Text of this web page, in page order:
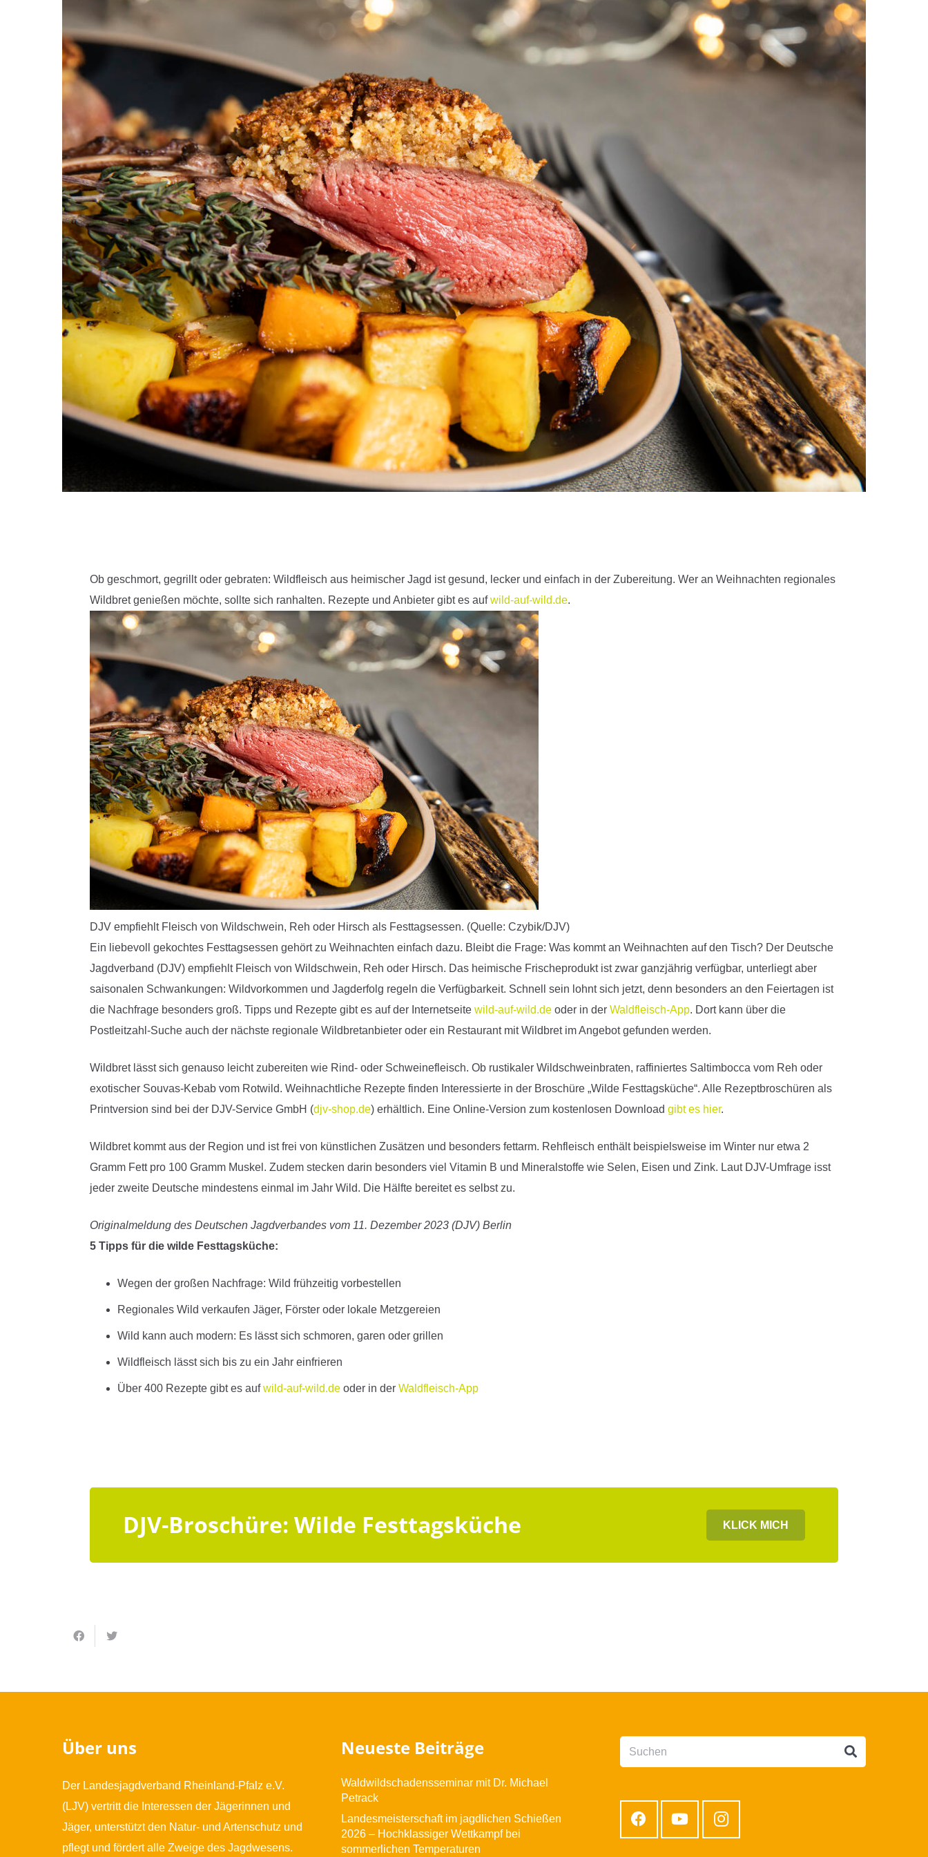
Ob geschmort, gegrillt oder gebraten: Wildfleisch aus heimischer Jagd ist gesund, lecker und einfach in der Zubereitung. Wer an Weihnachten regionales
Wildbret genießen möchte, sollte sich ranhalten. Rezepte und Anbieter gibt es aufwild-auf-wild.de.
DJV empfiehlt Fleisch von Wildschwein, Reh oder Hirsch als Festtagsessen. (Quelle: Czybik/DJV)
Ein liebevoll gekochtes Festtagsessen gehört zu Weihnachten einfach dazu. Bleibt die Frage: Was kommt an Weihnachten auf den Tisch? Der Deutsche
Jagdverband (DJV) empfiehlt Fleisch von Wildschwein, Reh oder Hirsch. Das heimische Frischeprodukt ist zwar ganzjährig verfügbar, unterliegt aber
saisonalen Schwankungen: Wildvorkommen und Jagderfolg regeln die Verfügbarkeit. Schnell sein lohnt sich jetzt, denn besonders an den Feiertagen ist
die Nachfrage besonders groß. Tipps und Rezepte gibt es auf der Internetseite wild-auf-wild.de oder in der Waldfleisch-App. Dort kann über die
Postleitzahl-Suche auch der nächste regionale Wildbretanbieter oder ein Restaurant mit Wildbret im Angebot gefunden werden.
Wildbret lässt sich genauso leicht zubereiten wie Rind- oder Schweinefleisch. Ob rustikaler Wildschweinbraten, raffiniertes Saltimbocca vom Reh oder
exotischer Souvas-Kebab vom Rotwild. Weihnachtliche Rezepte finden Interessierte in der Broschüre „Wilde Festtagsküche“. Alle Rezeptbroschüren als
Printversion sind bei der DJV-Service GmbH (djv-shop.de) erhältlich. Eine Online-Version zum kostenlosen Download gibt es hier.
Wildbret kommt aus der Region und ist frei von künstlichen Zusätzen und besonders fettarm. Rehfleisch enthält beispielsweise im Winter nur etwa 2
Gramm Fett pro 100 Gramm Muskel. Zudem stecken darin besonders viel Vitamin B und Mineralstoffe wie Selen, Eisen und Zink. Laut DJV-Umfrage isst
jeder zweite Deutsche mindestens einmal im Jahr Wild. Die Hälfte bereitet es selbst zu.
Originalmeldung des Deutschen Jagdverbandes vom 11. Dezember 2023 (DJV) Berlin
5 Tipps für die wilde Festtagsküche:
Wegen der großen Nachfrage: Wild frühzeitig vorbestellen
Regionales Wild verkaufen Jäger, Förster oder lokale Metzgereien
Wild kann auch modern: Es lässt sich schmoren, garen oder grillen
Wildfleisch lässt sich bis zu ein Jahr einfrieren
Über 400 Rezepte gibt es aufwild-auf-wild.de oder in der Waldfleisch-App
DJV-Broschüre: Wilde Festtagsküche KLICK MICH
Über uns
Der Landesjagdverband Rheinland-Pfalz e.V.
(LJV) vertritt die Interessen der Jägerinnen und
Jäger, unterstützt den Natur- und Artenschutz und
pflegt und fördert alle Zweige des Jagdwesens.
Neueste Beiträge
Waldwildschadensseminar mit Dr. Michael
Petrack
Landesmeisterschaft im jagdlichen Schießen
2026 – Hochklassiger Wettkampf bei
sommerlichen Temperaturen